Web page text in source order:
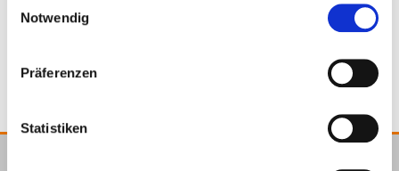
Notwendig
Präferenzen
Statistiken
100